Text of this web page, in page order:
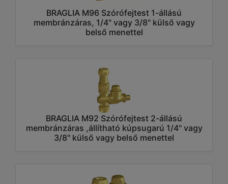
BRAGLIA M96 Szórófejtest 1-állású
membránzáras, 1/4" vagy 3/8" külső vagy
belső menettel
BRAGLIA M92 Szórófejtest 2-állású
membránzáras ,állítható kúpsugarú 1/4" vagy
3/8" külső vagy belső menettel